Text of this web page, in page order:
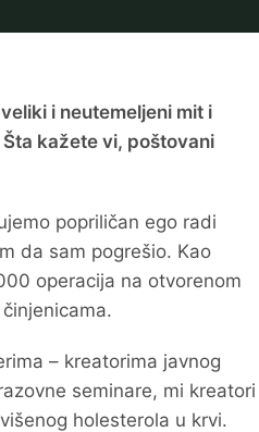
i neutemeljeni mit i
kažete vi, poštovani
popriličan ego radi
da sam pogrešio. Kao
operacija na otvorenom
– kreatorima javnog
seminare, mi kreatori
holesterola u krvi.